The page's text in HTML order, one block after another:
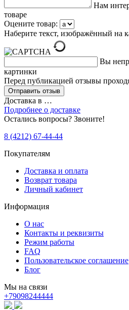
Нам
товаре
Оцените товар:
Наберите текст, изображённый на
Вы
картинки
Перед публикацией отзывы
Доставка в …
Подробнее о доставке
Остались вопросы? Звоните!
8 (4212) 67-44-44
Покупателям
Доставка и оплата
Возврат товара
Личный кабинет
Информация
О нас
Контакты и реквизиты
Режим работы
FAQ
Пользовательское соглашение
Блог
Мы на связи
+79098244444